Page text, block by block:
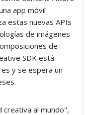
app móvil
estas nuevas APIs
de imágenes
de
SDK está
y se espera un
creativa al mundo",